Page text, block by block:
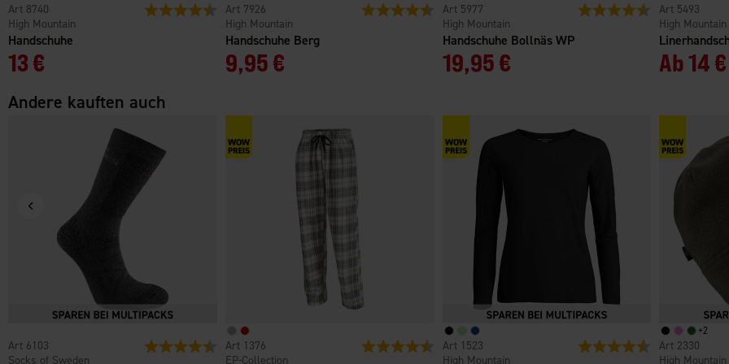
Handschuhe
High Mountain
8740
13 €
Bewertung: 4.1 von 5 Sternen
Handschuhe Berg
High Mountain
7926
9,95 €
Bewertung: 4.3 von 5 Sternen
Handschuhe Bollnäs WP
High Mountain
5977
19,95 €
Bewertung: 4.4 von 5 Sternen
High Mountain
5493
Ab14 €
Andere kauften auch
Socks of Sweden
6103 Bewertung: 4.3 von 5 Sternen
EP-Collection
1376 Bewertung: 4.7 von 5 Sternen
High Mountain
1523 Bewertung: 4.6 von 5 Sternen
+2
High Mountain
2330